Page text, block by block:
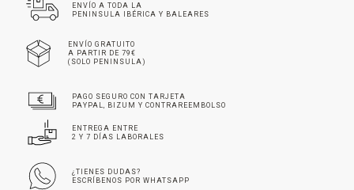
ENVÍO A TODA LA
PENINSULA IBÉRICA Y BALEARES
ENVÍO GRATUITO
A PARTIR DE 79€
(SOLO PENINSULA)
PAGO SEGURO CON TARJETA
PAYPAL, BIZUM Y CONTRAREEMBOLSO
ENTREGA ENTRE
2 Y 7 DÍAS LABORALES
¿TIENES DUDAS?
ESCRÍBENOS POR WHATSAPP